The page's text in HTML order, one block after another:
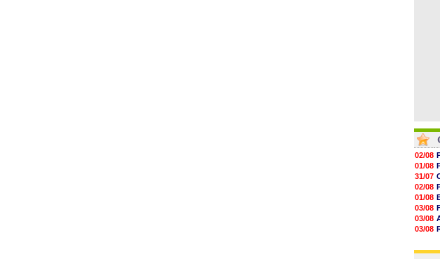
02/08
01/08
31/07
02/08
01/08
03/08
03/08
03/08
31/07